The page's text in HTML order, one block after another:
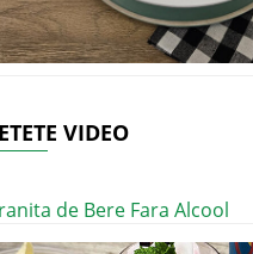
VIDEO
de Bere Fara Alcool